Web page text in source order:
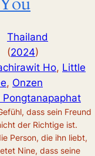
Thailand
(2024)
Ho, Little
, Onzen
dass sein Freund
der Richtige ist.
Person, die ihn liebt,
Nine, dass seine